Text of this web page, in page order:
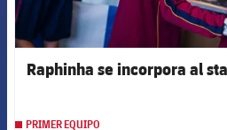
Raphinha se incorpora al
PRIMER EQUIPO